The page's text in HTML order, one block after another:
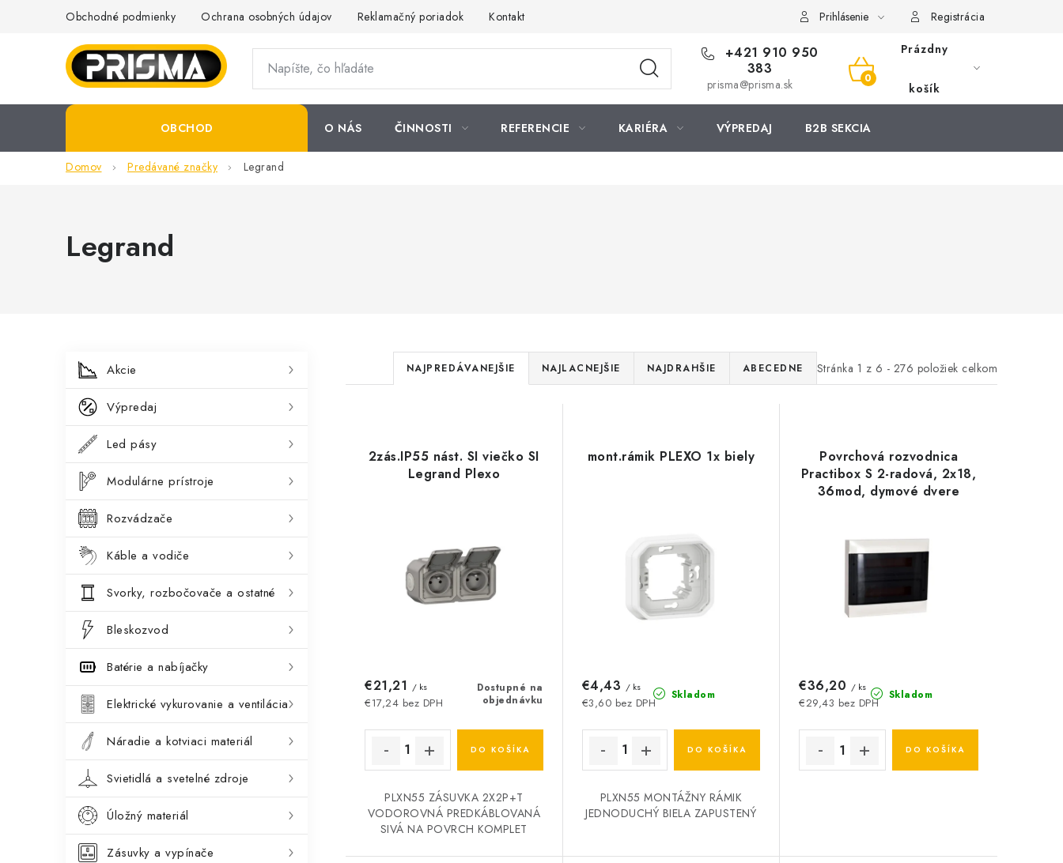
Obchodné podmienky Ochrana osobných údajov Reklamačný poriadok Kontakt Prihlásenie Registrácia
+421 910 950
383
prisma@prisma.sk
NÁKUPNÝ
KOŠÍK
Prázdny
košík
OBCHOD O NÁS ČINNOSTI REFERENCIE KARIÉRA VÝPREDAJ B2B SEKCIA
Domov Predávané značky Legrand
Legrand
B
o
č
n
p
a
n
e
Preskočiť
kategórie
K
a
g
ó
i
e
Akcie
Výpredaj
Led pásy
Modulárne prístroje
Rozvádzače
Káble a vodiče
Svorky, rozbočovače a ostatné
Bleskozvod
Batérie a nabíjačky
Elektrické vykurovanie a ventilácia
Náradie a kotviaci materiál
Svietidlá a svetelné zdroje
Úložný materiál
Zásuvky a vypínače
Stránka 1 z 6 - 276 položiek celkom
R
a
e
p
u
k
o
v
NAJPREDÁVANEJŠIE NAJLACNEJŠIE NAJDRAHŠIE ABECEDNE
2zás.IP55 nást. SI viečko SI
Legrand Plexo
Dostupné na
objednávku
€17,24 bez DPH
€21,21 / ks
DO KOŠÍKA
PLXN55 ZÁSUVKA 2X2P+T
VODOROVNÁ PREDKÁBLOVANÁ
SIVÁ NA POVRCH KOMPLET
mont.rámik PLEXO 1x biely
Skladom
€3,60 bez DPH
€4,43 / ks
DO KOŠÍKA
PLXN55 MONTÁŽNY RÁMIK
JEDNODUCHÝ BIELA ZAPUSTENÝ
Povrchová rozvodnica
Practibox S 2-radová, 2x18,
36mod, dymové dvere
Skladom
€29,43 bez DPH
€36,20 / ks
DO KOŠÍKA